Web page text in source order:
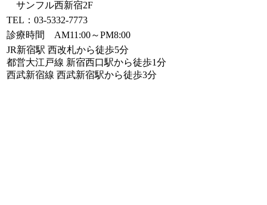
サンフル西新宿2F
TEL：03-5332-7773
診療時間 AM11:00～PM8:00
JR新宿駅 西改札から徒歩5分
都営大江戸線 新宿西口駅から徒歩1分
西武新宿線 西武新宿駅から徒歩3分